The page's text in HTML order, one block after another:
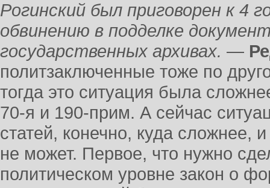
Рогинский был приговорен к 4
обвинению в подделке
государственных архивах. —
политзаключенные тоже по
тогда это ситуация была
70-я и 190-прим. А сейчас
статей, конечно, куда сложнее,
не может. Первое, что нужно
политическом уровне закон о